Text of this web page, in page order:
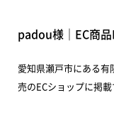
padou様｜EC商
愛知県瀬戸市にある有
売のECショップに掲